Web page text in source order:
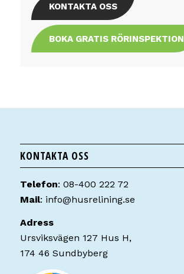
KONTAKTA OSS
BOKA GRATIS RÖRINSPEKTION
KONTAKTA OSS
Telefon: 08-400 222 72
Mail: info@husrelining.se
Adress
Ursviksvägen 127 Hus H,
174 46 Sundbyberg